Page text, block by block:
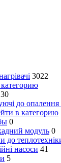
3022
30
до опалення
в категорию
0
модуль 0
до
насоси 41
5